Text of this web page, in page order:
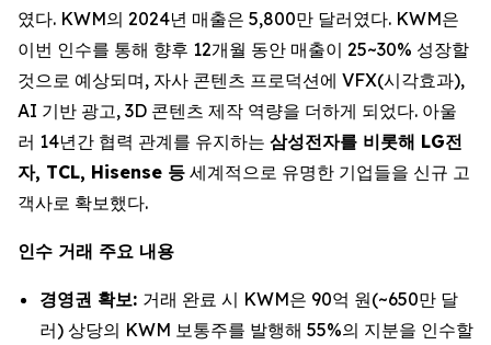
였다. KWM의 2024년 매출은 5,800만 달러였다. KWM은
이번 인수를 통해 향후 12개월 동안 매출이 25~30% 성장할
것으로 예상되며, 자사 콘텐츠 프로덕션에 VFX(시각효과),
AI 기반 광고, 3D 콘텐츠 제작 역량을 더하게 되었다. 아울
러 14년간 협력 관계를 유지하는 삼성전자를 비롯해 LG전
자, TCL, Hisense 등 세계적으로 유명한 기업들을 신규 고
객사로 확보했다.
인수 거래 주요 내용
경영권 확보: 거래 완료 시 KWM은 90억 원(~650만 달
러) 상당의 KWM 보통주를 발행해 55%의 지분을 인수할